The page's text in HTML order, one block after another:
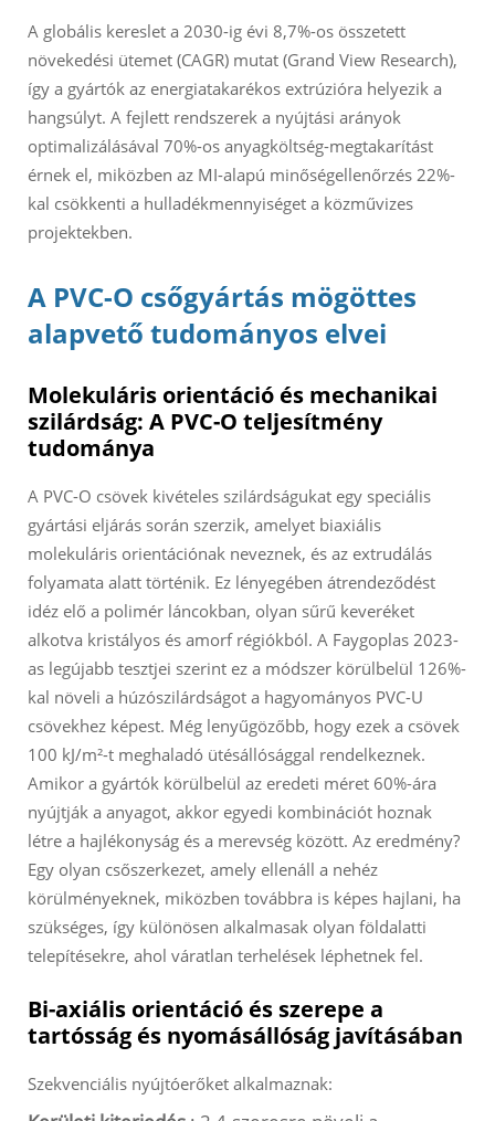
A globális kereslet a 2030-ig évi 8,7%-os összetett
növekedési ütemet (CAGR) mutat (Grand View Research),
így a gyártók az energiatakarékos extrúzióra helyezik a
hangsúlyt. A fejlett rendszerek a nyújtási arányok
optimalizálásával 70%-os anyagköltség-megtakarítást
érnek el, miközben az MI-alapú minőségellenőrzés 22%-
kal csökkenti a hulladékmennyiséget a közművizes
projektekben.
A PVC-O csőgyártás mögöttes
alapvető tudományos elvei
Molekuláris orientáció és mechanikai
szilárdság: A PVC-O teljesítmény
tudománya
A PVC-O csövek kivételes szilárdságukat egy speciális
gyártási eljárás során szerzik, amelyet biaxiális
molekuláris orientációnak neveznek, és az extrudálás
folyamata alatt történik. Ez lényegében átrendeződést
idéz elő a polimér láncokban, olyan sűrű keveréket
alkotva kristályos és amorf régiókból. A Faygoplas 2023-
as legújabb tesztjei szerint ez a módszer körülbelül 126%-
kal növeli a húzószilárdságot a hagyományos PVC-U
csövekhez képest. Még lenyűgözőbb, hogy ezek a csövek
100 kJ/m²-t meghaladó ütésállósággal rendelkeznek.
Amikor a gyártók körülbelül az eredeti méret 60%-ára
nyújtják a anyagot, akkor egyedi kombinációt hoznak
létre a hajlékonyság és a merevség között. Az eredmény?
Egy olyan csőszerkezet, amely ellenáll a nehéz
körülményeknek, miközben továbbra is képes hajlani, ha
szükséges, így különösen alkalmasak olyan földalatti
telepítésekre, ahol váratlan terhelések léphetnek fel.
Bi-axiális orientáció és szerepe a
tartósság és nyomásállóság javításában
Szekvenciális nyújtóerőket alkalmaznak: